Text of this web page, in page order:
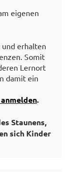
eigenen
erhalten
Somit
Lernort
damit ein
.
Staunens,
sich Kinder